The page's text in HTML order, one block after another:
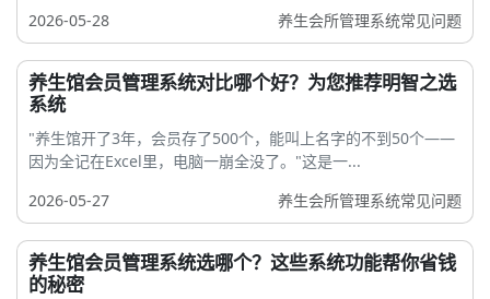
2026-05-28
养生会所管理系统常见问题
养生馆会员管理系统对比哪个好？为您推荐明智之选
系统
"养生馆开了3年，会员存了500个，能叫上名字的不到50个——
因为全记在Excel里，电脑一崩全没了。"这是一...
2026-05-27
养生会所管理系统常见问题
养生馆会员管理系统选哪个？这些系统功能帮你省钱
的秘密